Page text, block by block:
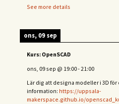
See more details
ons, 09 sep
Kurs: OpenSCAD
ons, 09 sep @ 19:00-21:00
Lär dig att designa modeller i 3D
information: https://uppsala-
makerspace.github.io/